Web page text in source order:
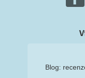
Blog: